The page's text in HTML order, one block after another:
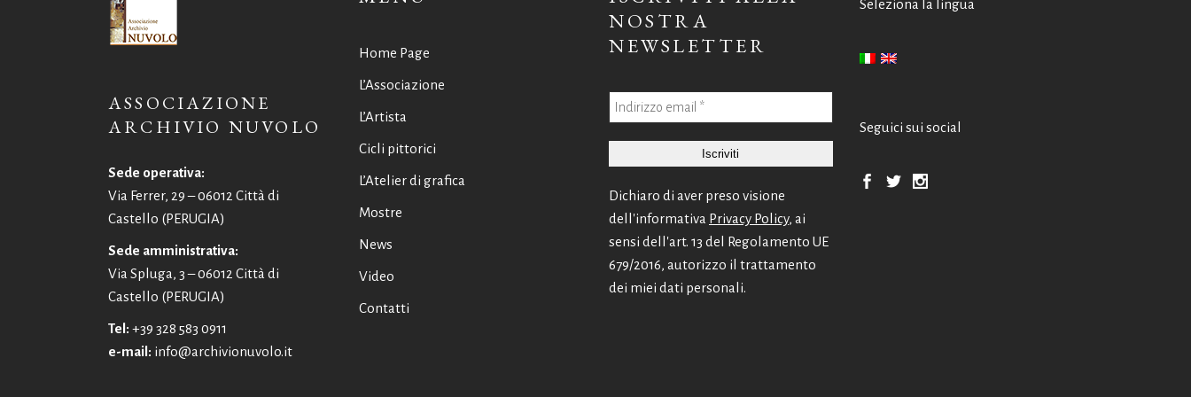
ASSOCIAZIONE
ARCHIVIO NUVOLO
Sede operativa:
Via Ferrer, 29 – 06012 Città di
Castello (PERUGIA)
Sede amministrativa:
Via Spluga, 3 – 06012 Città di
Castello (PERUGIA)
Tel: +39 328 583 0911
e-mail: info@archivionuvolo.it
Home Page
L’Associazione
L’Artista
Cicli pittorici
L’Atelier di grafica
Mostre
News
Video
Contatti
NOSTRA
NEWSLETTER
Dichiaro di aver preso visione
dell'informativa Privacy Policy, ai
sensi dell'art. 13 del Regolamento UE
679/2016, autorizzo il trattamento
dei miei dati personali.
Seleziona la lingua
Seguici sui social